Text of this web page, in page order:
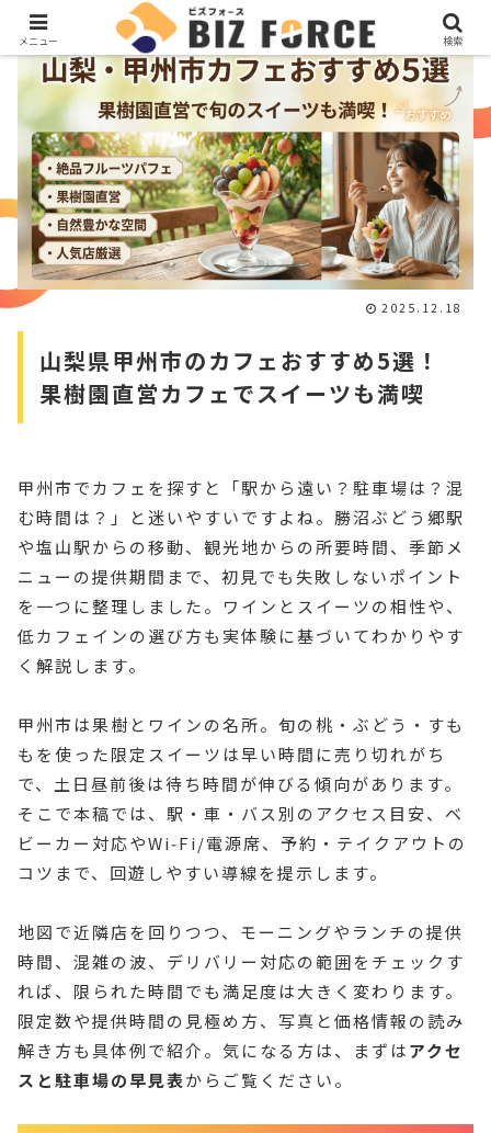
山梨県甲州市のカフェおすすめ5選！
果樹園直営カフェでスイーツも満喫
2025.12.18
甲州市でカフェを探すと「駅から遠い？駐車場は？混
む時間は？」と迷いやすいですよね。勝沼ぶどう郷駅
や塩山駅からの移動、観光地からの所要時間、季節メ
ニューの提供期間まで、初見でも失敗しないポイント
を一つに整理しました。ワインとスイーツの相性や、
低カフェインの選び方も実体験に基づいてわかりやす
く解説します。
甲州市は果樹とワインの名所。旬の桃・ぶどう・すも
もを使った限定スイーツは早い時間に売り切れがち
で、土日昼前後は待ち時間が伸びる傾向があります。
そこで本稿では、駅・車・バス別のアクセス目安、ベ
ビーカー対応やWi‑Fi/電源席、予約・テイクアウトの
コツまで、回遊しやすい導線を提示します。
地図で近隣店を回りつつ、モーニングやランチの提供
時間、混雑の波、デリバリー対応の範囲をチェックす
れば、限られた時間でも満足度は大きく変わります。
限定数や提供時間の見極め方、写真と価格情報の読み
解き方も具体例で紹介。気になる方は、まずはアクセ
スと駐車場の早見表からご覧ください。
メニュー 検索